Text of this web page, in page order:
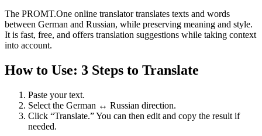
The PROMT.One online translator translates texts and words
between German and Russian, while preserving meaning and style.
It is fast, free, and offers translation suggestions while taking context
into account.
How to Use: 3 Steps to Translate
Paste your text.
Select the German ↔ Russian direction.
Click “Translate.” You can then edit and copy the result if
needed.